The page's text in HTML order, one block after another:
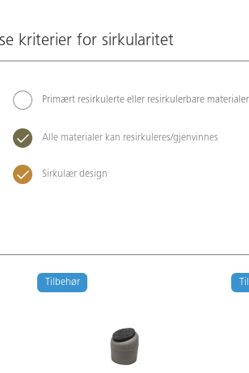
kriterier for sirkularitet
Primært resirkulerte eller resirkulerbare materialer
Alle materialer kan resirkuleres/gjenvinnes
Sirkulær design
Tilbehør